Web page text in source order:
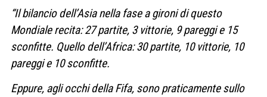
“Il bilancio dell’Asia nella fase a gironi di questo
Mondiale recita: 27 partite, 3 vittorie, 9 pareggi e 15
sconfitte. Quello dell’Africa: 30 partite, 10 vittorie, 10
pareggi e 10 sconfitte.
Eppure, agli occhi della Fifa, sono praticamente sullo